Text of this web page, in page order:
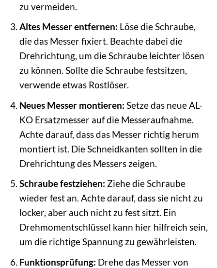
zu vermeiden.
Altes Messer entfernen: Löse die Schraube,
die das Messer fixiert. Beachte dabei die
Drehrichtung, um die Schraube leichter lösen
zu können. Sollte die Schraube festsitzen,
verwende etwas Rostlöser.
Neues Messer montieren: Setze das neue AL-
KO Ersatzmesser auf die Messeraufnahme.
Achte darauf, dass das Messer richtig herum
montiert ist. Die Schneidkanten sollten in die
Drehrichtung des Messers zeigen.
Schraube festziehen: Ziehe die Schraube
wieder fest an. Achte darauf, dass sie nicht zu
locker, aber auch nicht zu fest sitzt. Ein
Drehmomentschlüssel kann hier hilfreich sein,
um die richtige Spannung zu gewährleisten.
Funktionsprüfung: Drehe das Messer von